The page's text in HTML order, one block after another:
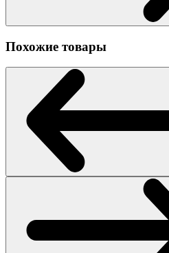
Похожие товары